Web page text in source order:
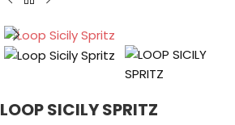
LOOP SICILY SPRITZ